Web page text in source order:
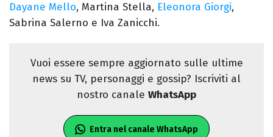
Dayane Mello, Martina Stella, Eleonora Giorgi,
Sabrina Salerno e Iva Zanicchi.
Vuoi essere sempre aggiornato sulle ultime
news su TV, personaggi e gossip? Iscriviti al
nostro canale WhatsApp
Entra nel canale WhatsApp